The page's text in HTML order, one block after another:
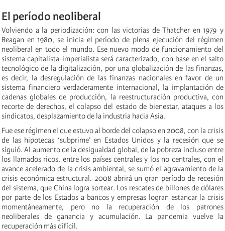
El período neoliberal
Volviendo a la periodización: con las victorias de Thatcher en 1979 y
Reagan en 1980, se inicia el período de plena ejecución del régimen
neoliberal en todo el mundo. Ese nuevo modo de funcionamiento del
sistema capitalista-imperialista será caracterizado, con base en el salto
tecnológico de la digitalización, por una globalización de las finanzas,
es decir, la desregulación de las finanzas nacionales en favor de un
sistema financiero verdaderamente internacional, la implantación de
cadenas globales de producción, la reestructuración productiva, con
recorte de derechos, el colapso del estado de bienestar, ataques a los
sindicatos, desplazamiento de la industria hacia Asia.
Fue ese régimen el que estuvo al borde del colapso en 2008, con la crisis
de las hipotecas ‘subprime’ en Estados Unidos y la recesión que se
siguió. Al aumento de la desigualdad global, de la pobreza incluso entre
los llamados ricos, entre los países centrales y los no centrales, con el
avance acelerado de la crisis ambiental, se sumó el agravamiento de la
crisis económica estructural. 2008 abrirá un gran período de recesión
del sistema, que China logra sortear. Los rescates de billones de dólares
por parte de los Estados a bancos y empresas logran estancar la crisis
momentáneamente, pero no la recuperación de los patrones
neoliberales de ganancia y acumulación. La pandemia vuelve la
recuperación más difícil.